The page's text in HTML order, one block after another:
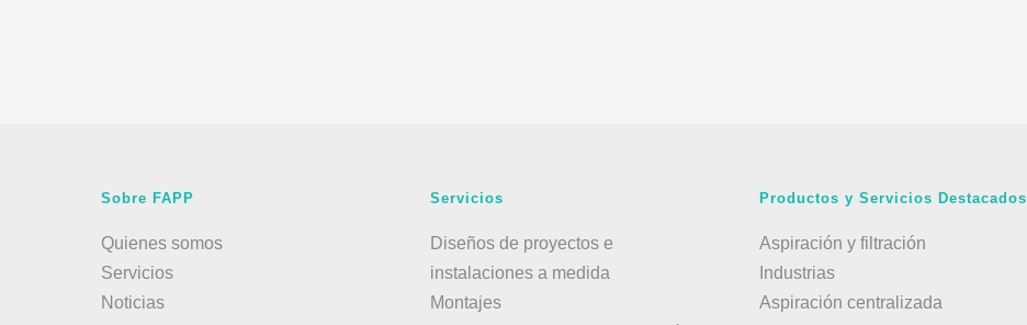
Sobre FAPP
Quienes somos
Servicios
Noticias
Servicios
Diseños de proyectos e
instalaciones a medida
Montajes
Productos y Servicios Destacados
Aspiración y filtración
Industrias
Aspiración centralizada